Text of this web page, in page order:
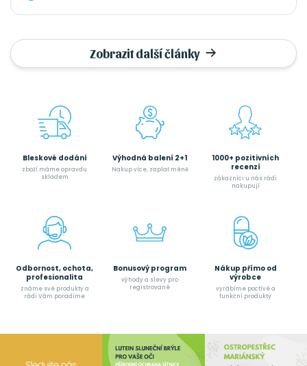
Zobrazit další články
Bleskové dodání
zboží máme opravdu
skladem
Výhodná balení 2+1
Nakup více, zaplať méně
1000+ pozitivních
recenzí
zákazníci u nás rádi
nakupují
Odbornost, ochota,
profesionalita
známe své produkty a
rádi Vám poradíme
Bonusový program
výhody a slevy pro
registrované
Nákup přímo od
výrobce
vyrábíme poctívé a
funkční produkty